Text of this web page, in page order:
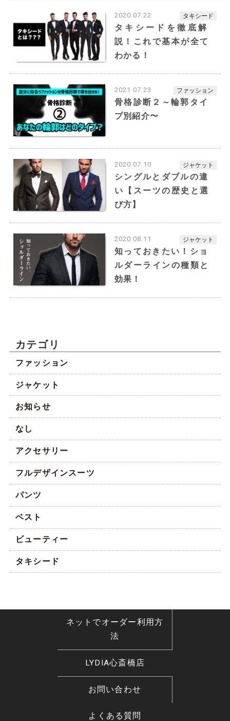
芸能人で例えると、中川大志さん、小栗旬さん、
松坂桃李さん
卵型の顔は縦と横の長さが同じ1:1の比率になりま
特徴はまさしく卵のような丸みのあるフェイスラ
インで、あごやおでこも丸みを帯び優しい印象を
持ちながら、立体的な顔立ちに見えます。
『イメージ』
卵型タイプの方は柔らかな印象を持たれま
す。
優等生に見られがちだったり、上品なイメ
ージが特徴です。
スッキリとした印象で、どんな襟元のデザ
インでも似合うとされています。
■ストレートフェイスライン
（直線的なお顔立ち）
〜ベース型〜
芸能人で例えると、岡田将生さん、窪田正孝さ
ん、坂口健太郎さん
っている顔型です。
『イメージ』
相手にシャープな印象を与えるとともに、
男性らしい印象とバイタリティーを感じさ
せます。
自信にあふれた堂々とした雰囲気が魅力的
で、初対面でも相手を圧倒させる存在感が
あります。
〜トライアングル型〜
芸能人で例えると、瑛太さん、佐藤健さん、高橋
2020.07.22 タキシード
タキシードを徹底解
説！これで基本が全て
わかる！
2021.07.23 ファッション
骨格診断２～輪郭タイ
プ別紹介〜
2020.07.10 ジャケット
シングルとダブルの違
い【スーツの歴史と選
び方】
2020.08.11 ジャケット
知っておきたい！ショ
ルダーラインの種類と
効果！
カテゴリ
ファッション
ジャケット
お知らせ
なし
アクセサリー
フルデザインスーツ
パンツ
ベスト
ビューティー
タキシード
ネットでオーダー利用方
法
LYDIA心斎橋店
お問い合わせ
よくある質問